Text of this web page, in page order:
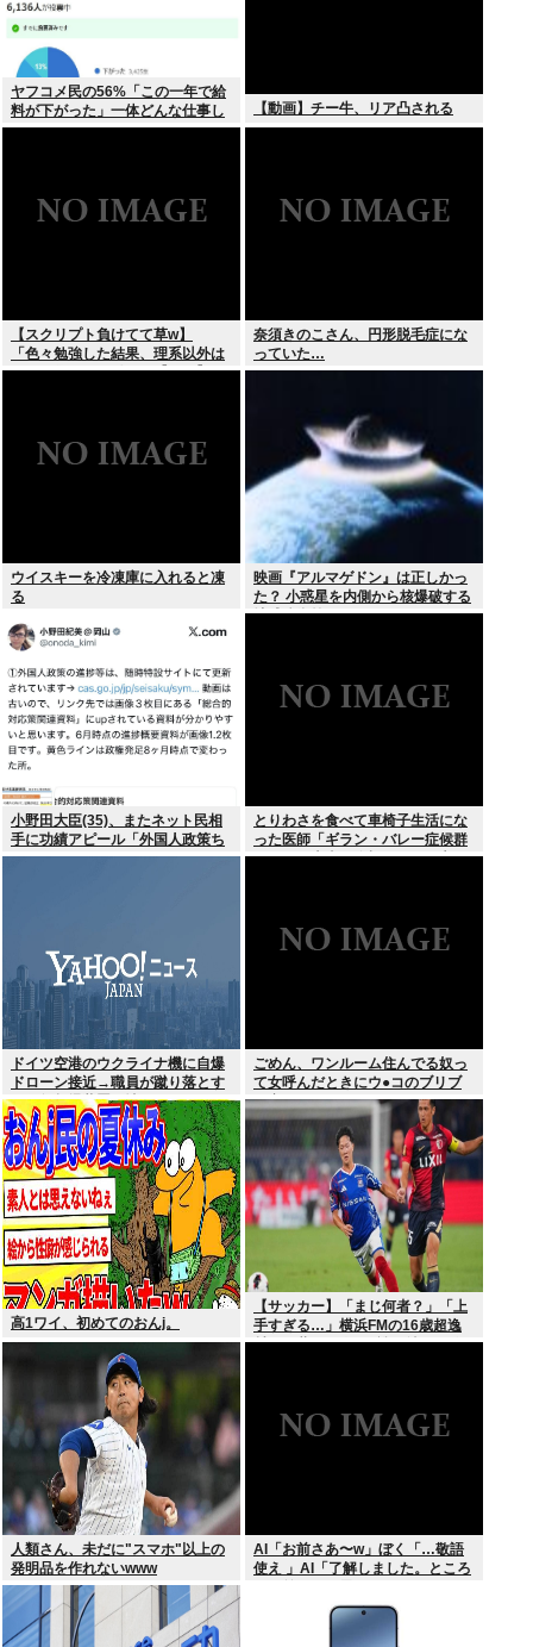
ヤフコメ民の56%「この一年で給
料が下がった」一体どんな仕事し
てんだよこいつら！？
【動画】チー牛、リア凸される
【スクリプト負けてて草w】
「色々勉強した結果、理系以外は
エラー品だと気付いた【ガチ】」
奈須きのこさん、円形脱毛症にな
っていた…
ウイスキーを冷凍庫に入れると凍
る
映画『アルマゲドン』は正しかっ
た？ 小惑星を内側から核爆破する
地球防衛策
小野田大臣(35)、またネット民相
手に功績アピール「外国人政策ち
ゃんとやってます」www
とりわさを食べて車椅子生活にな
った医師「ギラン・バレー症候群
になって本当に絶望。死んだ方が
ドイツ空港のウクライナ機に自爆
ドローン接近→職員が蹴り落とす
→偶然起爆装置が壊れセーフ
ごめん、ワンルーム住んでる奴っ
て女呼んだときにウ●コのブリブ
リ音どうしてんの？？
高1ワイ、初めてのおんj。
【サッカー】「まじ何者？」「上
手すぎる…」横浜FMの16歳超逸
材が開幕Jデビュー戦で魅せた”衝
人類さん、未だに"スマホ"以上の
発明品を作れないwww
AI「お前さあ〜w」ぼく「…敬語
使え 」AI「了解しました。ところ